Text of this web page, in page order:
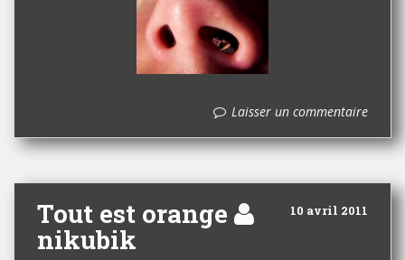
Laisser un commentaire
Tout est orange 10 avril 2011
nikubik